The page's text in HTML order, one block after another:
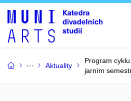
Aktuality
Program
jarním